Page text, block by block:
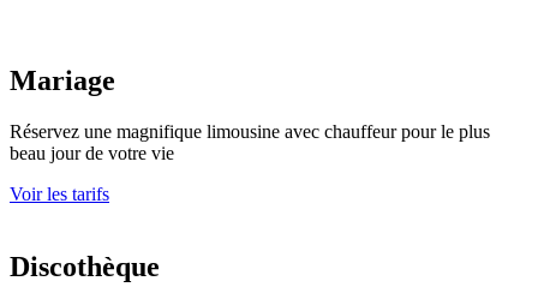
Mariage
Réservez une magnifique limousine avec chauffeur pour le plus
beau jour de votre vie
Voir les tarifs
Discothèque